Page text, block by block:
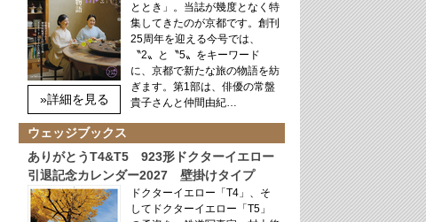
»詳細を見る
ととき」。当誌が幾度となく特
集してきたのが京都です。創刊
25周年を迎える今号では、
〝2〟と〝5〟をキーワード
に、京都で新たな旅の物語を紡
ぎます。第1部は、俳優の常盤
貴子さんと仲間由紀…
ウェッジブックス
ありがとうT4&T5 923形ドクターイエロー
引退記念カレンダー2027 壁掛けタイプ
ドクターイエロー「T4」、そ
してドクターイエロー「T5」